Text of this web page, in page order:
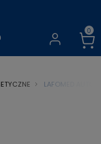
LAFOMED